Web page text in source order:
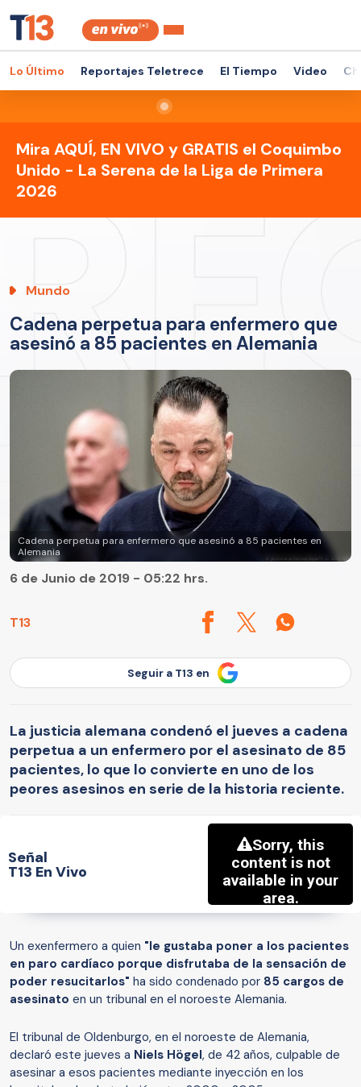
Lo Último Reportajes Teletrece El Tiempo Video
Mira AQUÍ, EN VIVO y GRATIS el Coquimbo
Unido - La Serena de la Liga de Primera
2026
Mundo
Cadena perpetua para enfermero que
asesinó a 85 pacientes en Alemania
Cadena perpetua para enfermero que asesinó a 85 pacientes en
Alemania
T13
6 de Junio de 2019 - 05:22 hrs.
Seguir a T13 en
La justicia alemana condenó el jueves a cadena
perpetua a un enfermero por el asesinato de 85
pacientes, lo que lo convierte en uno de los
peores asesinos en serie de la historia reciente.
Señal
T13 En Vivo
Un exenfermero a quien "le gustaba poner a los pacientes
en paro cardíaco porque disfrutaba de la sensación de
poder resucitarlos" ha sido condenado por 85 cargos de
asesinato en un tribunal en el noroeste Alemania.
El tribunal de Oldenburgo, en el noroeste de Alemania,
declaró este jueves a Niels Högel, de 42 años, culpable de
asesinar a esos pacientes mediante inyección en los